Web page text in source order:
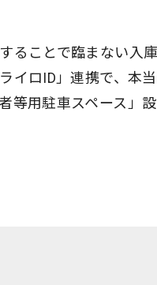
ることで臨まない入
イロID」連携で、本
等用駐車スペース」